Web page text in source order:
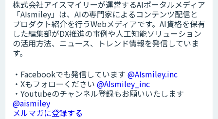
株式会社アイスマイリーが運営するAIポータルメディア
「AIsmiley」は、AIの専門家によるコンテンツ配信と
プロダクト紹介を行うWebメディアです。AI資格を保有
した編集部がDX推進の事例や人工知能ソリューション
の活用方法、ニュース、トレンド情報を発信していま
す。
・Facebookでも発信しています @AIsmiley.inc
・Xもフォローください @AIsmiley_inc
・Youtubeのチャンネル登録もお願いいたします
@aismiley
メルマガに登録する